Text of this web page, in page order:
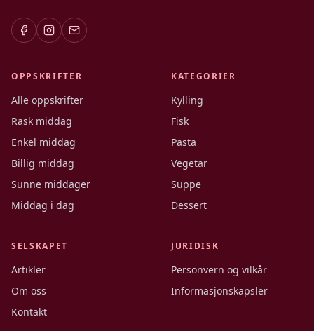
OPPSKRIFTER
Alle oppskrifter
Rask middag
Enkel middag
Billig middag
Sunne middager
Middag i dag
KATEGORIER
Kylling
Fisk
Pasta
Vegetar
Suppe
Dessert
SELSKAPET
Artikler
Om oss
Kontakt
JURIDISK
Personvern og vilkår
Informasjonskapsler